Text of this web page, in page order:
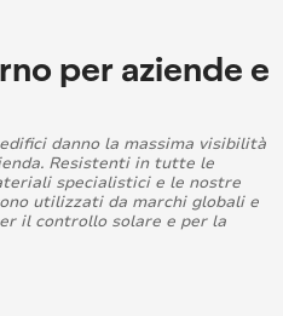
per aziende e
danno la massima visibilità
Resistenti in tutte le
specialistici e le nostre
utilizzati da marchi globali e
il controllo solare e per la